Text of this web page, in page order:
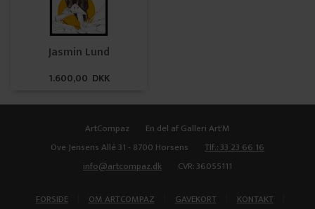
Jasmin Lund
1.600,00 DKK
ArtCompaz
En del af Galleri Art'M
Ove Jensens Allé 31 - 8700 Horsens
Tlf.: 33 23 66 16
info@artcompaz.dk
CVR: 36055111
FORSIDE OM ARTCOMPAZ GAVEKORT KONTAKT